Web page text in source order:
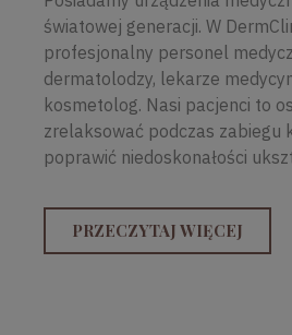
światowej generacji. W
profesjonalny personel
dermatolodzy, lekarze
kosmetolog. Nasi pacjenci to
zrelaksować podczas zabiegu
poprawić niedoskonałości
PRZECZYTAJ WIĘCEJ